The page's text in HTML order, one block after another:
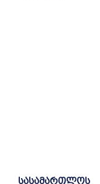
სასამართლოს